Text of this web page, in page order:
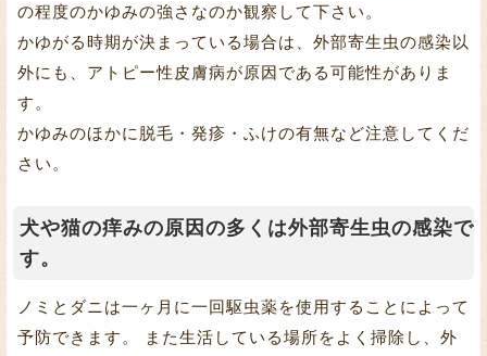
の程度のかゆみの強さなのか観察して下さい。
かゆがる時期が決まっている場合は、外部寄生虫の感染以
外にも、アトピー性皮膚病が原因である可能性がありま
す。
かゆみのほかに脱毛・発疹・ふけの有無など注意してくだ
さい。
犬や猫の痒みの原因の多くは外部寄生虫の感染で
す。
ノミとダニは一ヶ月に一回駆虫薬を使用することによって
予防できます。 また生活している場所をよく掃除し、外